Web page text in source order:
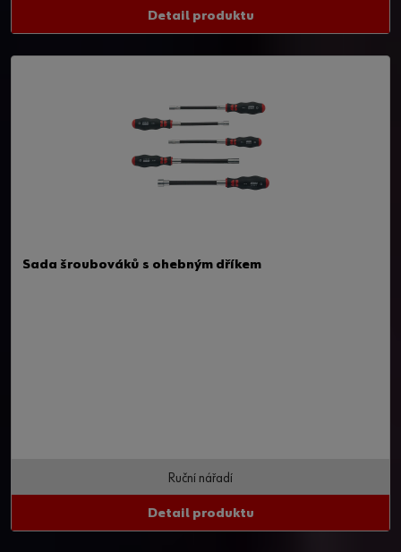
Detail produktu
Sada šroubováků s ohebným dříkem
Ruční nářadí
Detail produktu